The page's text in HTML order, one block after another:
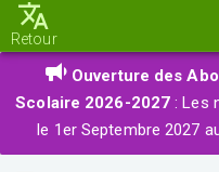
Retour
Ouverture des
Scolaire 2026-2027 : Les
le 1er Septembre 2027